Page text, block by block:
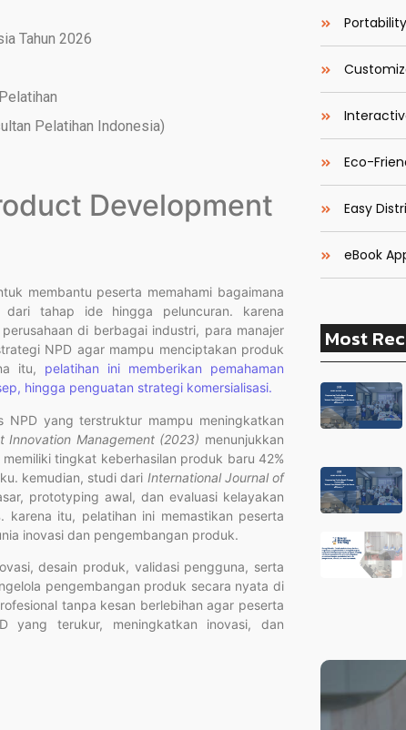
Tahun 2026
Pelatihan Indonesia)
Development
membantu peserta memahami bagaimana
tahap ide hingga peluncuran. karena
di berbagai industri, para manajer
NPD agar mampu menciptakan produk
itu, pelatihan ini memberikan pemahaman
hingga penguatan strategi komersialisasi.
NPD yang terstruktur mampu meningkatkan
Innovation Management (2023) menunjukkan
tingkat keberhasilan produk baru 42%
kemudian, studi dari International Journal of
prototyping awal, dan evaluasi kelayakan
itu, pelatihan ini memastikan peserta
inovasi dan pengembangan produk.
desain produk, validasi pengguna, serta
pengembangan produk secara nyata di
tanpa kesan berlebihan agar peserta
yang terukur, meningkatkan inovasi, dan
Portability
Eco-
Easy
eBook
Most